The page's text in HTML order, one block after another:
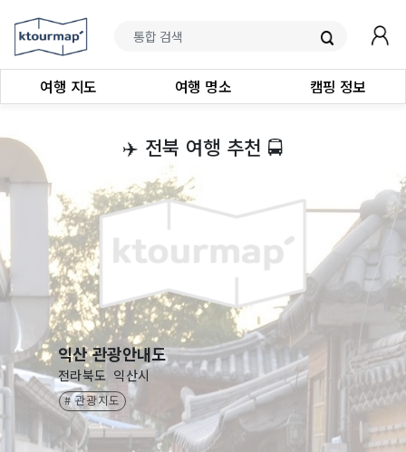
여행 지도 여행 명소 캠핑 정보
‍✈️ 전북 여행 추천 🚍
익산 관광안내도
전라북도 익산시
# 관광지도